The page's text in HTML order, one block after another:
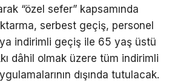
“özel sefer” kapsamında
serbest geçiş, personel
indirimli geçiş ile 65 yaş üstü
dâhil olmak üzere tüm indirimli
dışında tutulacak.